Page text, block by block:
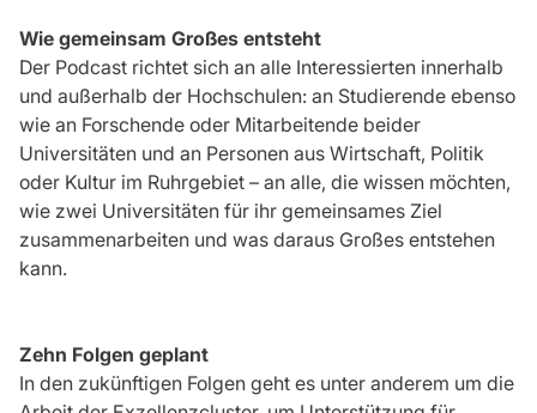
Wie gemeinsam Großes entsteht
Der Podcast richtet sich an alle Interessierten innerhalb
und außerhalb der Hochschulen: an Studierende ebenso
wie an Forschende oder Mitarbeitende beider
Universitäten und an Personen aus Wirtschaft, Politik
oder Kultur im Ruhrgebiet – an alle, die wissen möchten,
wie zwei Universitäten für ihr gemeinsames Ziel
zusammenarbeiten und was daraus Großes entstehen
kann.
Zehn Folgen geplant
In den zukünftigen Folgen geht es unter anderem um die